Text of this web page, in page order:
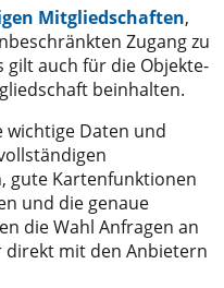
Mitgliedschaften,
Zugang zu
gilt auch für die Objekte-
beinhalten.
wichtige Daten und
gute Kartenfunktionen
und die genaue
die Wahl Anfragen an
direkt mit den Anbietern